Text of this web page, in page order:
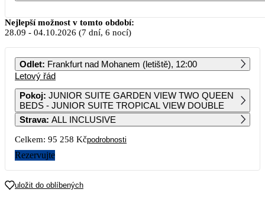
Září 2026
PO ÚT ST ČT PÁ SO NE
66 739 49 619 56 139 63 189 57 009 51 909
7
50 799
8
55 079
9
45 499
10 11 12 13
55 009
14
53 819
15 16
21
47 429
22
55 689
23 24 25 26 27
Nejlepší možnost v tomto období:
28.09 - 04.10.2026 (7 dní, 6 nocí)
Odlet: Frankfurt nad Mohanem (letiště), 12:00
Letový řád
Pokoj: JUNIOR SUITE GARDEN VIEW TWO QUEEN
BEDS - JUNIOR SUITE TROPICAL VIEW DOUBLE
Strava: ALL INCLUSIVE
Celkem: 95 258 Kčpodrobnosti
Rezervujte
uložit do oblíbených